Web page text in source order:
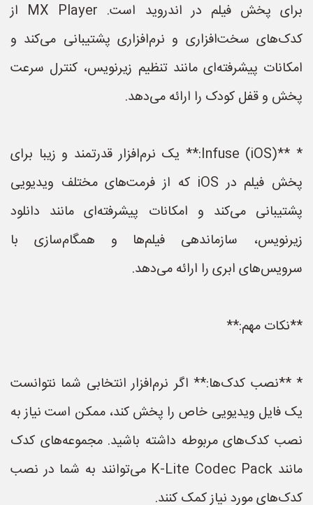
برای پخش فیلم در اندروید است. MX Player از
کدک‌های سخت‌افزاری و نرم‌افزاری پشتیبانی می‌کند و
امکانات پیشرفته‌ای مانند تنظیم زیرنویس، کنترل سرعت
پخش و قفل کودک را ارائه می‌دهد.
* **Infuse (iOS):** یک نرم‌افزار قدرتمند و زیبا برای
پخش فیلم در iOS که از فرمت‌های مختلف ویدیویی
پشتیبانی می‌کند و امکانات پیشرفته‌ای مانند دانلود
زیرنویس، سازماندهی فیلم‌ها و همگام‌سازی با
سرویس‌های ابری را ارائه می‌دهد.
**نکات مهم:**
* **نصب کدک‌ها:** اگر نرم‌افزار انتخابی شما نتوانست
یک فایل ویدیویی خاص را پخش کند، ممکن است نیاز به
نصب کدک‌های مربوطه داشته باشید. مجموعه‌های کدک
مانند K-Lite Codec Pack می‌توانند به شما در نصب
کدک‌های مورد نیاز کمک کنند.